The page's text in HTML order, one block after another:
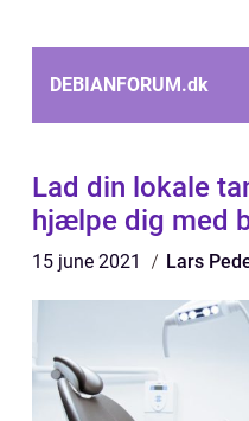
DEBIANFORUM.dk
Lad din lokale
hjælpe dig med
15 june 2021 Lars